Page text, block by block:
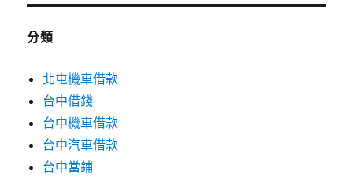
分類
北屯機車借款
台中借錢
台中機車借款
台中汽車借款
台中當鋪